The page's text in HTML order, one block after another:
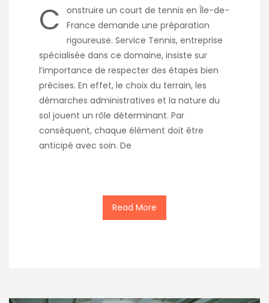
C
onstruire un court de tennis en Île-de-
France demande une préparation
rigoureuse. Service Tennis, entreprise
spécialisée dans ce domaine, insiste sur
l’importance de respecter des étapes bien
précises. En effet, le choix du terrain, les
démarches administratives et la nature du
sol jouent un rôle déterminant. Par
conséquent, chaque élément doit être
anticipé avec soin. De
Read More